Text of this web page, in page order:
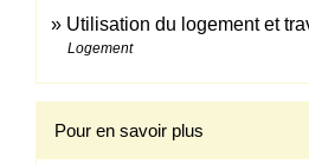
Utilisation du logement et
Logement
Pour en savoir plus